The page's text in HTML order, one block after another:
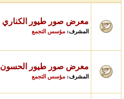
معرض صور طيور الكناري
المشرف: مؤسس التجمع
معرض صور طيور الحسون
المشرف: مؤسس التجمع